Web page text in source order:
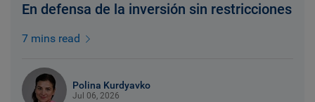
En defensa de la inversión sin restricciones
7 mins read
Polina Kurdyavko
Jul 06, 2026